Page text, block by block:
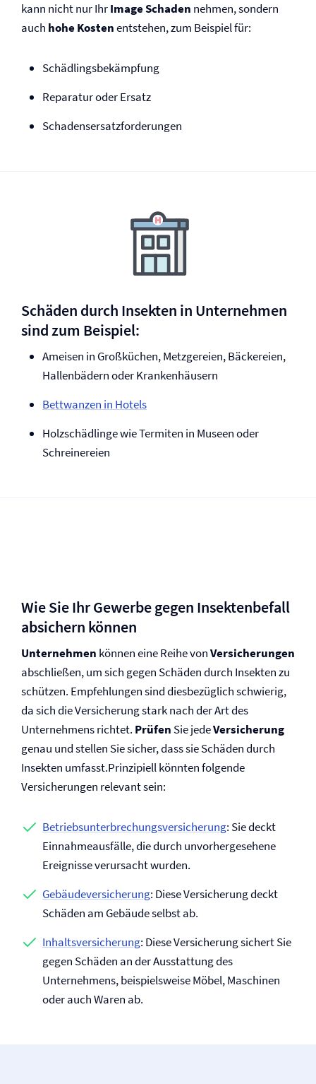
kann nicht nur IhrImage Schaden nehmen, sondern
auch hohe Kostenentstehen, zum Beispiel für:
Schädlingsbekämpfung
Reparatur oder Ersatz
Schadensersatzforderungen
Schäden durch Insekten in Unternehmen
sind zum Beispiel:
Ameisen in Großküchen, Metzgereien, Bäckereien,
Hallenbädern oder Krankenhäusern
Bettwanzen in Hotels
Holzschädlinge wie Termiten in Museen oder
Schreinereien
Wie Sie Ihr Gewerbe gegen Insektenbefall
absichern können
Unternehmen können eine Reihe vonVersicherungen
abschließen, um sich gegen Schäden durch Insekten zu
schützen. Empfehlungen sind diesbezüglich schwierig,
da sich die Versicherung stark nach der Art des
Unternehmens richtet. Prüfen Sie jedeVersicherung
genau und stellen Sie sicher, dass sie Schäden durch
Insekten umfasst.Prinzipiell könnten folgende
Versicherungen relevant sein:
Betriebs­­unterbrechungs­versicherung: Sie deckt
Einnahmeausfälle, die durch unvorhergesehene
Ereignisse verursacht wurden.
Gebäude­versicherung: Diese Versicherung deckt
Schäden am Gebäude selbst ab.
Inhalts­versicherung: Diese Versicherung sichert Sie
gegen Schäden an der Ausstattung des
Unternehmens, beispielsweise Möbel, Maschinen
oder auch Waren ab.